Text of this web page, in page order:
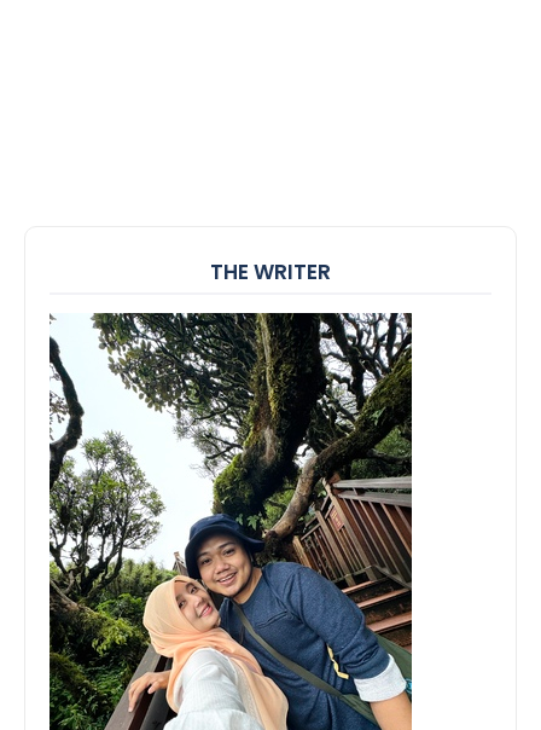
THE WRITER